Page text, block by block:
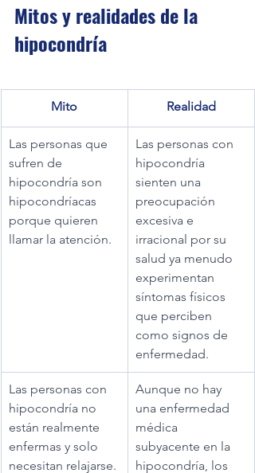
Mitos y realidades de la
hipocondría
Mito Realidad
Las personas que
sufren de
hipocondría son
hipocondríacas
porque quieren
llamar la atención.
Las personas con
hipocondría
sienten una
preocupación
excesiva e
irracional por su
salud ya menudo
experimentan
síntomas físicos
que perciben
como signos de
enfermedad.
Las personas con
hipocondría no
están realmente
enfermas y solo
necesitan relajarse.
Aunque no hay
una enfermedad
médica
subyacente en la
hipocondría, los